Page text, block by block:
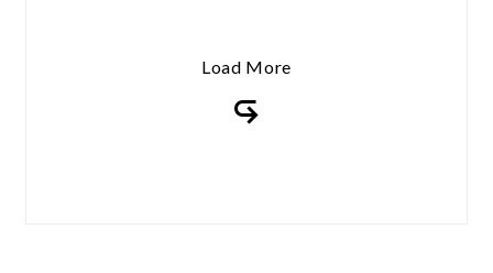
Load More